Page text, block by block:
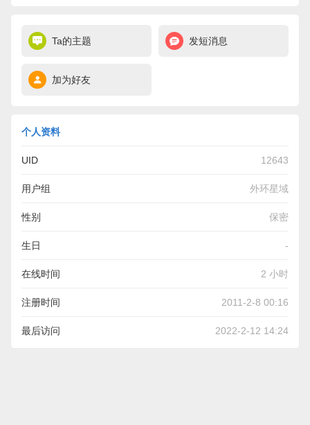
Ta的主题 发短消息
加为好友
个人资料
UID 12643
用户组 外环星域
性别 保密
生日 -
在线时间 2 小时
注册时间 2011-2-8 00:16
最后访问 2022-2-12 14:24